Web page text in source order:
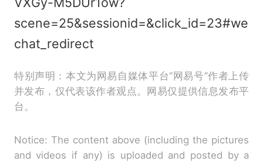
scene=25&sessionid=&click_id=23#we
chat_redirect
特别声明：本文为网易自媒体平台“网易号”作者上传
并发布，仅代表该作者观点。网易仅提供信息发布平
台。
Notice: The content above (including the pictures
and videos if any) is uploaded and posted by a